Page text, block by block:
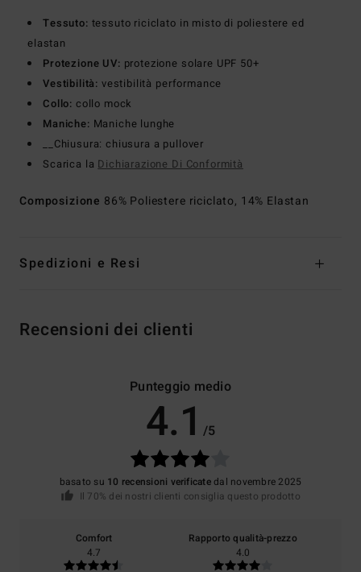
Tessuto: tessuto riciclato in misto di poliestere ed
elastan
Protezione UV: protezione solare UPF 50+
Vestibilità: vestibilità performance
Collo: collo mock
Maniche: Maniche lunghe
__Chiusura: chiusura a pullover
Scarica la Dichiarazione Di Conformità
Composizione 86% Poliestere riciclato, 14% Elastan
Spedizioni e Resi
Recensioni dei clienti
Punteggio medio
4.1 /5
basato su 10 recensioni verificatedal novembre 2025
Il 70% dei nostri clienti consiglia questo prodotto
Comfort
4.7
Rapporto qualità-prezzo
4.0